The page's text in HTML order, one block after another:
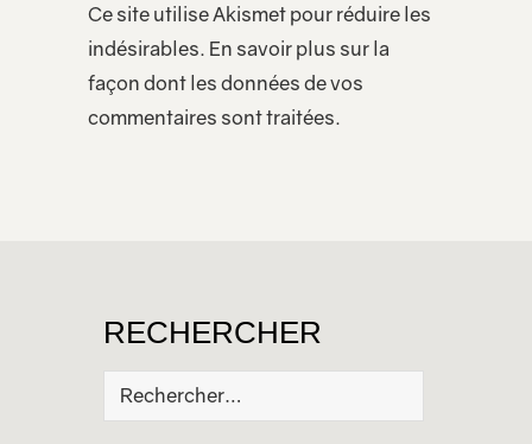
Ce site utilise Akismet pour réduire les
indésirables. En savoir plus sur la
façon dont les données de vos
commentaires sont traitées.
RECHERCHER
Rechercher :